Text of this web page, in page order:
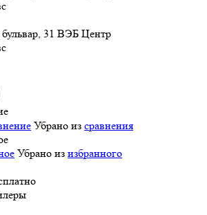
31 ВЭБ Центр
Убрано из сравнения
Убрано из избранного